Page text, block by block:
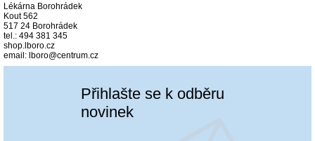
Lékárna Borohrádek
Kout 562
517 24 Borohrádek
tel.: 494 381 345
shop.lboro.cz
email: lboro@centrum.cz
Přihlašte se k odběru
novinek